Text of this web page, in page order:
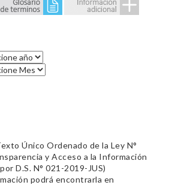
Único Ordenado de la Ley N°
y Acceso a la Información
D.S. N° 021-2019-JUS)
podrá encontrarla en